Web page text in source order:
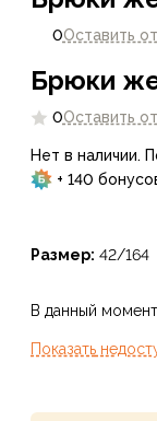
Нет в наличии.
+ 140
Размер: 42/164
В данный
Показать
0Оставить
Брюки
0Оставить